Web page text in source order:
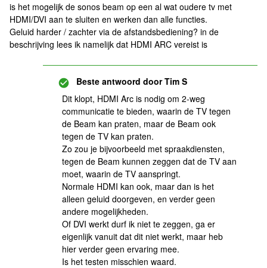
is het mogelijk de sonos beam op een al wat oudere tv met
HDMI/DVI aan te sluiten en werken dan alle functies.
Geluid harder / zachter via de afstandsbediening? in de
beschrijving lees ik namelijk dat HDMI ARC vereist is
Beste antwoord doorTim S
Dit klopt, HDMI Arc is nodig om 2-weg
communicatie te bieden, waarin de TV tegen
de Beam kan praten, maar de Beam ook
tegen de TV kan praten.
Zo zou je bijvoorbeeld met spraakdiensten,
tegen de Beam kunnen zeggen dat de TV aan
moet, waarin de TV aanspringt.
Normale HDMI kan ook, maar dan is het
alleen geluid doorgeven, en verder geen
andere mogelijkheden.
Of DVI werkt durf ik niet te zeggen, ga er
eigenlijk vanuit dat dit niet werkt, maar heb
hier verder geen ervaring mee.
Is het testen misschien waard.